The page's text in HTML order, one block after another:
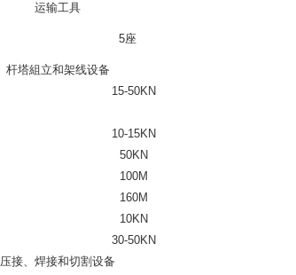
运输工具
5座
杆塔組立和架线设备
15-50KN
10-15KN
50KN
100M
160M
10KN
30-50KN
压接、焊接和切割设备